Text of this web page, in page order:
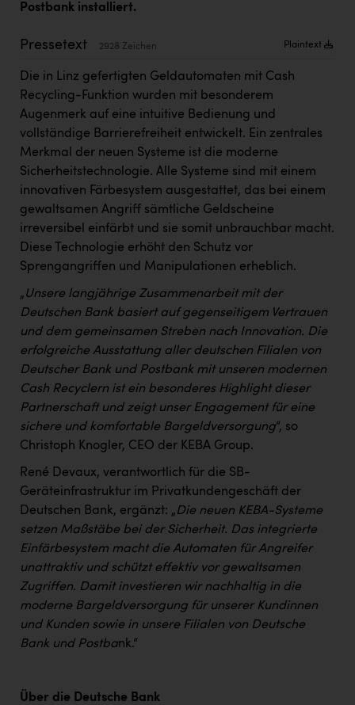
Jane Goodall Institute Austria
Kärcher
KEBA
KIWI Kinderwunsch Institut Dr. Loimer
KLIPP Frisör
Kleider Bauer
Kremsmüller Anlagenbau GmbH
Maximarkt
Oldtimer Raststationen und Motorhotels
Österreichischer Kachelofenverband
Orlen
Passage Linz
PEZ
PÜSPÖK
REMAX
RE/MAX Welcome
Resch&Frisch
RUBBLE MASTER
Ruderclub Wels
SCRI - Salzburg Cancer Research Institute
SCHMACHTL GmbH
Postbank installiert.
Pressetext 2928 Zeichen Plaintext
Die in Linz gefertigten Geldautomaten mit Cash
Recycling-Funktion wurden mit besonderem
Augenmerk auf eine intuitive Bedienung und
vollständige Barrierefreiheit entwickelt. Ein zentrales
Merkmal der neuen Systeme ist die moderne
Sicherheitstechnologie. Alle Systeme sind mit einem
innovativen Färbesystem ausgestattet, das bei einem
gewaltsamen Angriff sämtliche Geldscheine
irreversibel einfärbt und sie somit unbrauchbar macht.
Diese Technologie erhöht den Schutz vor
Sprengangriffen und Manipulationen erheblich.
„Unsere langjährige Zusammenarbeit mit der
Deutschen Bank basiert auf gegenseitigem Vertrauen
und dem gemeinsamen Streben nach Innovation. Die
erfolgreiche Ausstattung aller deutschen Filialen von
Deutscher Bank und Postbank mit unseren modernen
Cash Recyclern ist ein besonderes Highlight dieser
Partnerschaft und zeigt unser Engagement für eine
sichere und komfortable Bargeldversorgung“, so
Christoph Knogler, CEO der KEBA Group.
René Devaux, verantwortlich für die SB-
Geräteinfrastruktur im Privatkundengeschäft der
Deutschen Bank, ergänzt: „Die neuen KEBA-Systeme
setzen Maßstäbe bei der Sicherheit. Das integrierte
Einfärbesystem macht die Automaten für Angreifer
unattraktiv und schützt effektiv vor gewaltsamen
Zugriffen. Damit investieren wir nachhaltig in die
moderne Bargeldversorgung für unserer Kundinnen
und Kunden sowie in unsere Filialen von Deutsche
Bank und Postbank.“
Über die Deutsche Bank